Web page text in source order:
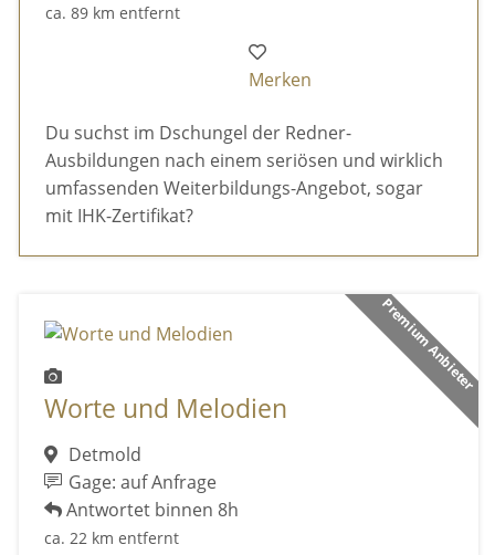
ca. 89 km entfernt
Merken
Du suchst im Dschungel der Redner-
Ausbildungen nach einem seriösen und wirklich
umfassenden Weiterbildungs-Angebot, sogar
mit IHK-Zertifikat?
Premium Anbieter
Worte und Melodien
Detmold
Gage: auf Anfrage
Antwortet binnen 8h
ca. 22 km entfernt